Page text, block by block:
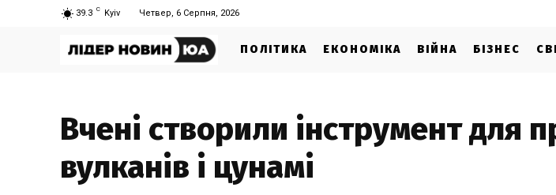
39.3 C Kyiv Четвер, 6 Серпня, 2026
ПОЛІТИКА ЕКОНОМІКА ВІЙНА БІЗНЕС
Вчені створили інструмент для
вулканів і цунамі